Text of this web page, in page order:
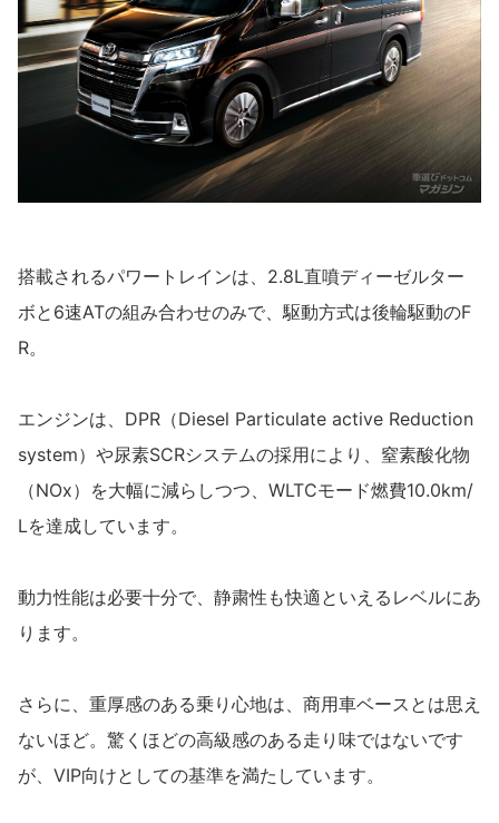
搭載されるパワートレインは、2.8L直噴ディーゼルター
ボと6速ATの組み合わせのみで、駆動方式は後輪駆動のF
R。
エンジンは、DPR（Diesel Particulate active Reduction
system）や尿素SCRシステムの採用により、窒素酸化物
（NOx）を大幅に減らしつつ、WLTCモード燃費10.0km/
Lを達成しています。
動力性能は必要十分で、静粛性も快適といえるレベルにあ
ります。
さらに、重厚感のある乗り心地は、商用車ベースとは思え
ないほど。驚くほどの高級感のある走り味ではないです
が、VIP向けとしての基準を満たしています。